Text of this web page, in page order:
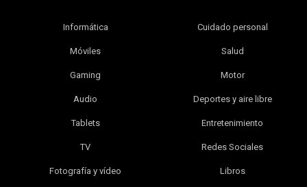
Informática
Móviles
Gaming
Audio
Tablets
TV
Fotografía y vídeo
Cuidado personal
Salud
Motor
Deportes y aire libre
Entretenimiento
Redes Sociales
Libros